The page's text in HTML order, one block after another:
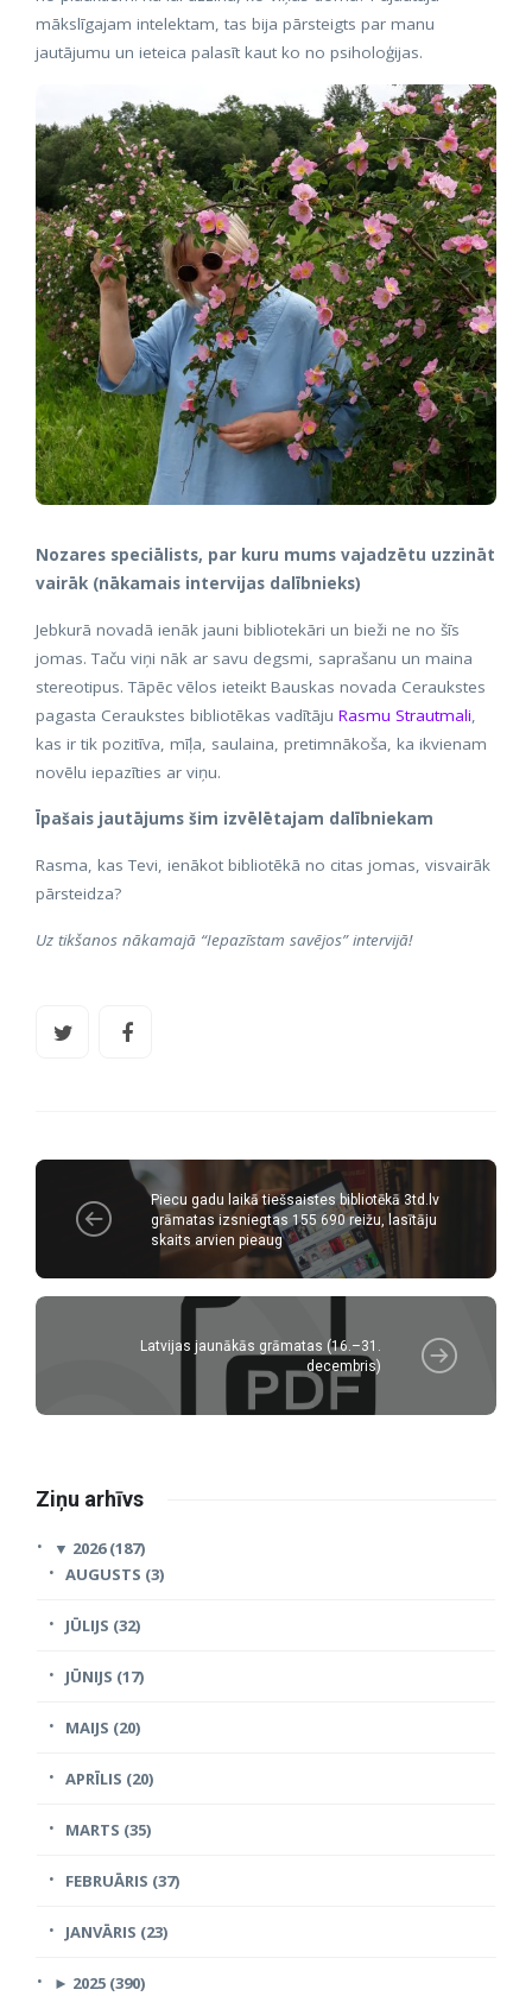
mākslīgajam intelektam, tas bija pārsteigts par manu
jautājumu un ieteica palasīt kaut ko no psiholoģijas.
Nozares speciālists, par kuru mums vajadzētu uzzināt
vairāk (nākamais intervijas dalībnieks)
Jebkurā novadā ienāk jauni bibliotekāri un bieži ne no šīs
jomas. Taču viņi nāk ar savu degsmi, saprašanu un maina
stereotipus. Tāpēc vēlos ieteikt Bauskas novada Ceraukstes
pagasta Ceraukstes bibliotēkas vadītāju Rasmu Strautmali,
kas ir tik pozitīva, mīļa, saulaina, pretimnākoša, ka ikvienam
novēlu iepazīties ar viņu.
Īpašais jautājums šim izvēlētajam dalībniekam
Rasma, kas Tevi, ienākot bibliotēkā no citas jomas, visvairāk
pārsteidza?
Uz tikšanos nākamajā “Iepazīstam savējos” intervijā!
Piecu gadu laikā tiešsaistes bibliotēkā 3td.lv
grāmatas izsniegtas 155 690 reižu, lasītāju
skaits arvien pieaug
Latvijas jaunākās grāmatas (16.–31.
decembris)
Ziņu arhīvs
▼ 2026 (187)
AUGUSTS (3)
JŪLIJS (32)
JŪNIJS (17)
MAIJS (20)
APRĪLIS (20)
MARTS (35)
FEBRUĀRIS (37)
JANVĀRIS (23)
► 2025 (390)